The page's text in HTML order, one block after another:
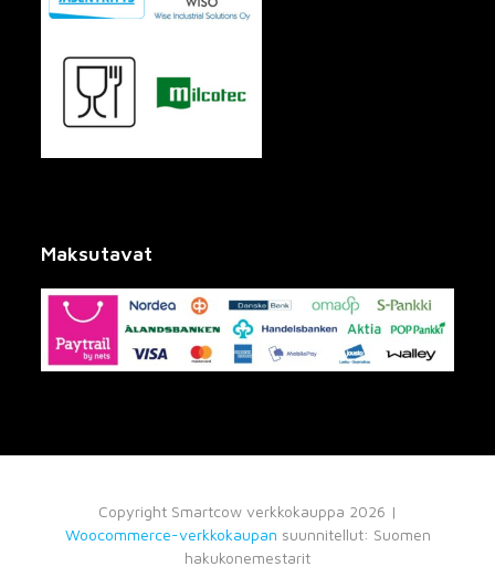
Maksutavat
Copyright Smartcow verkkokauppa 2026 |
Woocommerce-verkkokaupan suunnitellut: Suomen
hakukonemestarit